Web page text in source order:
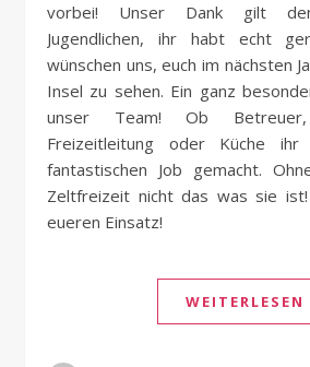
vorbei! Unser Dank gilt
Jugendlichen, ihr habt echt
wünschen uns, euch im nächsten
Insel zu sehen. Ein ganz
unser Team! Ob
Freizeitleitung oder Küche
fantastischen Job gemacht.
Zeltfreizeit nicht das was sie
eueren Einsatz!
WEITERLESEN